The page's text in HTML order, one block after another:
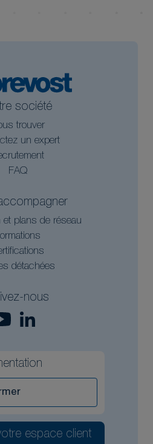
société
trouver
un expert
FAQ
et plans de réseau
détachées
nous
espace client